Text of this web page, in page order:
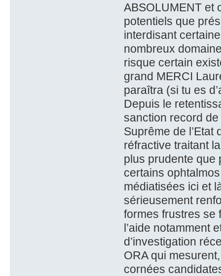
ABSOLUMENT et
potentiels que
interdisant
nombreux
risque certain
grand MERCI
paraîtra (si tu es
Depuis le
sanction record
Suprême de l’Etat
réfractive traitant
plus prudente que
certains
médiatisées ici et
sérieusement
formes frustres se
l’aide notamment
d’investigation
ORA qui
cornées